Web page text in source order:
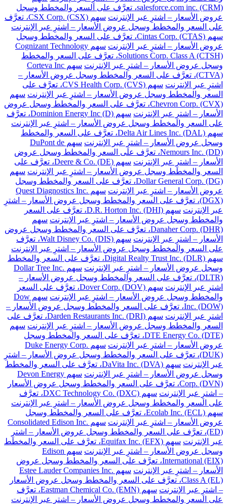
salesforce.com inc. (CRM)، تعرَّف على السعر والمخطط وسجل
عروض الأسعار – اشترِ عبر الإنترنت
سهم CSX Corp. (CSX)، تعرَّف
على السعر والمخطط وسجل عروض الأسعار – اشترِ عبر الإنترنت
سهم Cintas Corp. (CTAS)، تعرَّف على السعر والمخطط وسجل
عروض الأسعار – اشترِ عبر الإنترنت
سهم Cognizant Technology
Solutions Corp. Class A (CTSH)، تعرَّف على السعر والمخطط
وسجل عروض الأسعار – اشترِ عبر الإنترنت
سهم Corteva Inc
(CTVA)، تعرَّف على السعر والمخطط وسجل عروض الأسعار –
اشترِ عبر الإنترنت
سهم CVS Health Corp. (CVS)، تعرَّف على
السعر والمخطط وسجل عروض الأسعار – اشترِ عبر الإنترنت سهم
Chevron Corp. (CVX)، تعرَّف على السعر والمخطط وسجل عروض
الأسعار – اشترِ عبر الإنترنت
سهم Dominion Energy Inc (D)، تعرَّف
على السعر والمخطط وسجل عروض الأسعار – اشترِ عبر الإنترنت
سهم Delta Air Lines Inc. (DAL)، تعرَّف على السعر والمخطط
وسجل عروض الأسعار – اشترِ عبر الإنترنت
سهم DuPont de
Nemours Inc. (DD)، تعرَّف على السعر والمخطط وسجل عروض
الأسعار – اشترِ عبر الإنترنت
سهم Deere & Co. (DE)، تعرَّف على
السعر والمخطط وسجل عروض الأسعار – اشترِ عبر الإنترنت سهم
Dollar General Corp. (DG)، تعرَّف على السعر والمخطط وسجل
عروض الأسعار – اشترِ عبر الإنترنت
سهم Quest Diagnostics Inc.
(DGX)، تعرَّف على السعر والمخطط وسجل عروض الأسعار – اشترِ
عبر الإنترنت
سهم D.R. Horton Inc. (DHI)، تعرَّف على السعر
والمخطط وسجل عروض الأسعار – اشترِ عبر الإنترنت سهم
Danaher Corp. (DHR)، تعرَّف على السعر والمخطط وسجل عروض
الأسعار – اشترِ عبر الإنترنت
سهم Walt Disney Co. (DIS)، تعرَّف
على السعر والمخطط وسجل عروض الأسعار – اشترِ عبر الإنترنت
سهم Digital Realty Trust Inc. (DLR)، تعرَّف على السعر والمخطط
وسجل عروض الأسعار – اشترِ عبر الإنترنت
سهم Dollar Tree Inc.
(DLTR)، تعرَّف على السعر والمخطط وسجل عروض الأسعار –
اشترِ عبر الإنترنت
سهم Dover Corp. (DOV)، تعرَّف على السعر
والمخطط وسجل عروض الأسعار – اشترِ عبر الإنترنت
سهم Dow
Inc. (DOW)، تعرَّف على السعر والمخطط وسجل عروض الأسعار –
اشترِ عبر الإنترنت
سهم Darden Restaurants Inc. (DRI)، تعرَّف على
السعر والمخطط وسجل عروض الأسعار – اشترِ عبر الإنترنت سهم
DTE Energy Co. (DTE)، تعرَّف على السعر والمخطط وسجل
عروض الأسعار – اشترِ عبر الإنترنت
سهم Duke Energy Corp.
(DUK)، تعرَّف على السعر والمخطط وسجل عروض الأسعار – اشترِ
عبر الإنترنت
سهم DaVita Inc. (DVA)، تعرَّف على السعر والمخطط
وسجل عروض الأسعار – اشترِ عبر الإنترنت
سهم Devon Energy
Corp. (DVN)، تعرَّف على السعر والمخطط وسجل عروض الأسعار
– اشترِ عبر الإنترنت
سهم DXC Technology Co. (DXC)، تعرَّف
على السعر والمخطط وسجل عروض الأسعار – اشترِ عبر الإنترنت
سهم Ecolab Inc. (ECL)، تعرَّف على السعر والمخطط وسجل
عروض الأسعار – اشترِ عبر الإنترنت
سهم Consolidated Edison Inc.
(ED)، تعرَّف على السعر والمخطط وسجل عروض الأسعار – اشترِ
عبر الإنترنت
سهم Equifax Inc. (EFX)، تعرَّف على السعر والمخطط
وسجل عروض الأسعار – اشترِ عبر الإنترنت
سهم Edison
International (EIX)، تعرَّف على السعر والمخطط وسجل عروض
الأسعار – اشترِ عبر الإنترنت
سهم Estee Lauder Companies Inc.
Class A (EL)، تعرَّف على السعر والمخطط وسجل عروض الأسعار
– اشترِ عبر الإنترنت
سهم Eastman Chemical Co. (EMN)، تعرَّف
على السعر والمخطط وسجل عروض الأسعار – اشترِ عبر الإنترنت